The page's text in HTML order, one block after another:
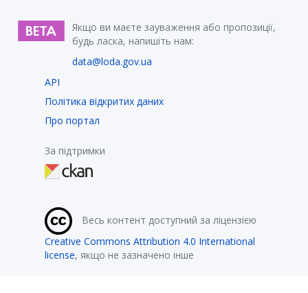
Якщо ви маєте зауваження або пропозиції,
будь ласка, напишіть нам:
data@loda.gov.ua
API
Політика відкритих даних
Про портал
За підтримки
Весь контент доступний за ліцензією
Creative Commons Attribution 4.0 International
license, якщо не зазначено інше